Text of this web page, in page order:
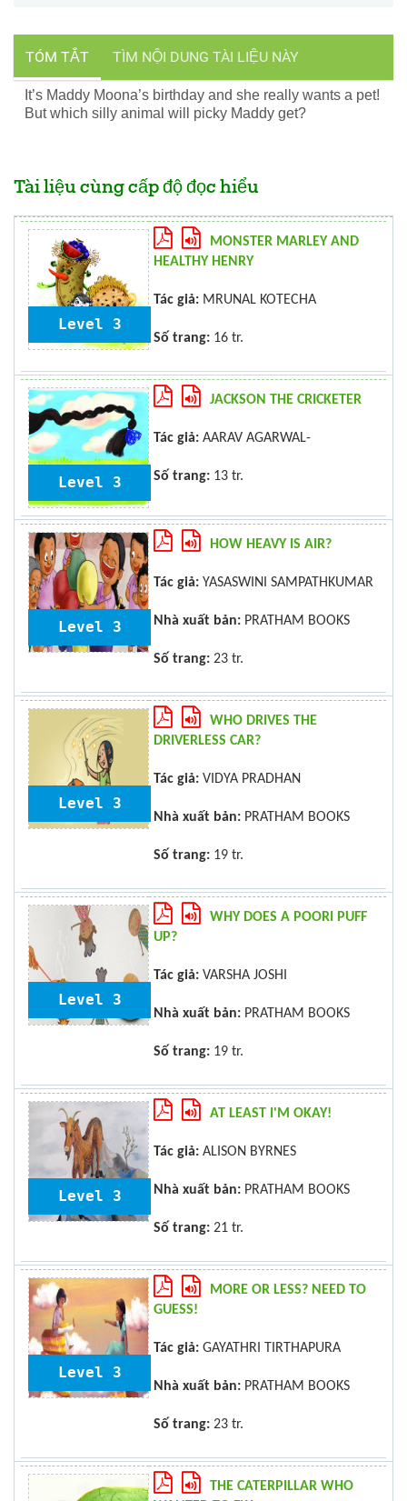
TÓM TẮT TÌM NỘI DUNG TÀI LIỆU NÀY
It’s Maddy Moona’s birthday and she really wants a pet!
But which silly animal will picky Maddy get?
Tài liệu cùng cấp độ đọc hiểu
Level 3
MONSTER MARLEY AND
HEALTHY HENRY
Tác giả: MRUNAL KOTECHA
Số trang: 16 tr.
Level 3
JACKSON THE CRICKETER
Tác giả: AARAV AGARWAL-
Số trang: 13 tr.
Level 3
HOW HEAVY IS AIR?
Tác giả: YASASWINI SAMPATHKUMAR
Nhà xuất bản: PRATHAM BOOKS
Số trang: 23 tr.
Level 3
WHO DRIVES THE
DRIVERLESS CAR?
Tác giả: VIDYA PRADHAN
Nhà xuất bản: PRATHAM BOOKS
Số trang: 19 tr.
Level 3
WHY DOES A POORI PUFF
UP?
Tác giả: VARSHA JOSHI
Nhà xuất bản: PRATHAM BOOKS
Số trang: 19 tr.
Level 3
AT LEAST I'M OKAY!
Tác giả: ALISON BYRNES
Nhà xuất bản: PRATHAM BOOKS
Số trang: 21 tr.
Level 3
MORE OR LESS? NEED TO
GUESS!
Tác giả: GAYATHRI TIRTHAPURA
Nhà xuất bản: PRATHAM BOOKS
Số trang: 23 tr.
THE CATERPILLAR WHO